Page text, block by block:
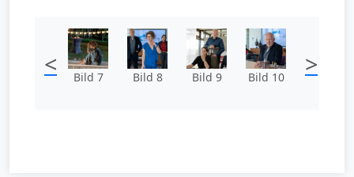
< Bild 7 Bild 8 Bild 9 Bild 10 >